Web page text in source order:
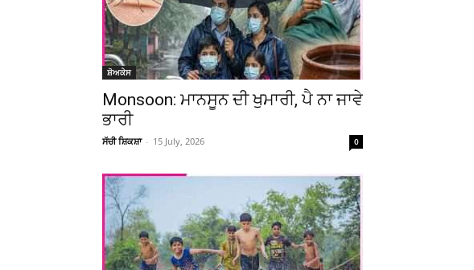
ਸ਼ੋਅਕੇਸ
Monsoon: ਮਾਨਸੂਨ ਦੀ ਖੁਮਾਰੀ, ਪੈ ਨਾ ਜਾਵੇ
ਭਾਰੀ
ਸੱਚੀ ਸ਼ਿਕਸ਼ਾ - 15 July, 2026 0